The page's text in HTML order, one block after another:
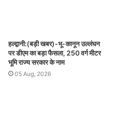
हल्द्वानी:(बड़ी खबर)-भू-कानून उल्लंघन
पर डीएम का बड़ा फैसला, 250 वर्ग मीटर
भूमि राज्य सरकार के नाम
05 Aug, 2026